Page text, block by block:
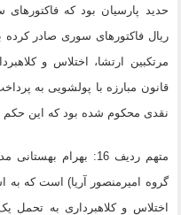
مرتکبین ارتشا، اختلاس و
قانون مبارزه با پولشویی به
نقدی محکوم شده بود که این
متهم ردیف 16: بهرام
گروه امیرمنصور آریا) است که به
اختلاس و کلاهبرداری به تحمل